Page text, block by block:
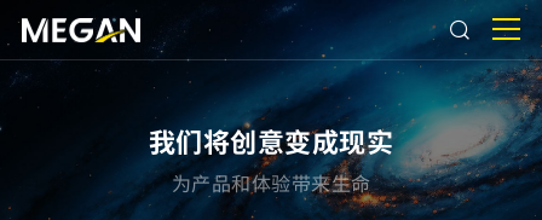
我们将创意变成现实
为产品和体验带来生命